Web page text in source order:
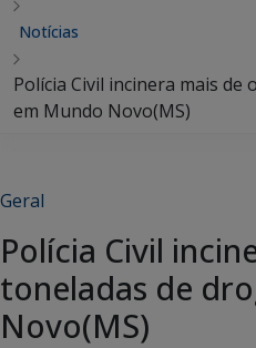
Notícias
Polícia Civil incinera mais de
em Mundo Novo(MS)
Geral
Polícia Civil
toneladas de
Novo(MS)